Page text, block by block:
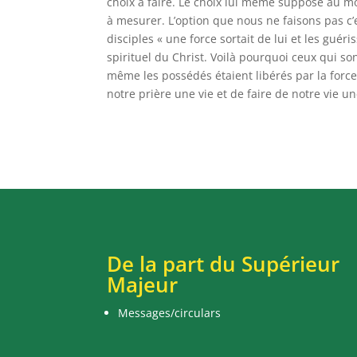
à mesurer. L’option que nous ne faisons pas
disciples « une force sortait de lui et les
spirituel du Christ. Voilà pourquoi ceux qui
même les possédés étaient libérés par la
notre prière une vie et de faire de notre vie
De la part du Supérieur
Majeur
Messages/circulars